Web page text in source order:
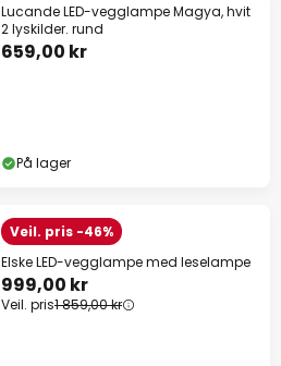
Lucande LED-vegglampe Magya, hvit
2 lyskilder. rund
659,00 kr
På lager
Veil. pris -46%
Elske LED-vegglampe med leselampe
999,00 kr
Veil. pris1 859,00 kr